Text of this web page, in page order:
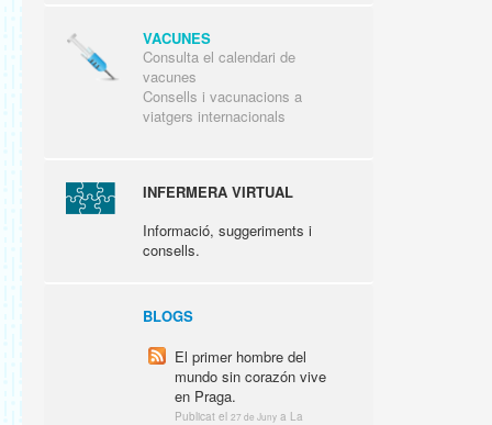
VACUNES
Consulta el calendari de
vacunes
Consells i vacunacions a
viatgers internacionals
INFERMERA VIRTUAL
Informació, suggeriments i
consells.
BLOGS
El primer hombre del
mundo sin corazón vive
en Praga.
Publicat el 27 de Juny a La